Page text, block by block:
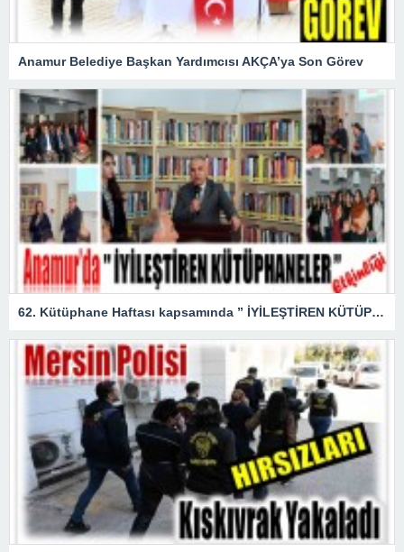
Anamur Belediye Başkan Yardımcısı AKÇA’ya Son Görev
62. Kütüphane Haftası kapsamında ” İYİLEŞTİREN KÜTÜPHANELER ” etkinliği düzenlendi.